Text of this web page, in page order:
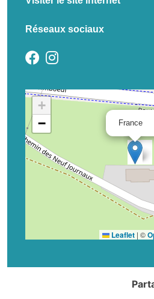
Réseaux sociaux
France
+
−
Leaflet | ©